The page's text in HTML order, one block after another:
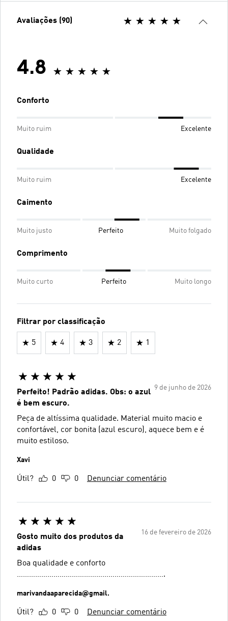
Avaliações (90)
4.8
Conforto
Muito ruim Excelente
Qualidade
Muito ruim Excelente
Caimento
Muito justo Perfeito Muito folgado
Comprimento
Muito curto Perfeito Muito longo
Filtrar por classificação
5 4 3 2 1
9 de junho de 2026
Perfeito! Padrão adidas. Obs: o azul
é bem escuro.
Peça de altíssima qualidade. Material muito macio e
confortável, cor bonita (azul escuro), aquece bem e é
muito estiloso.
Xavi
Útil? 0 0 Denunciar comentário
16 de fevereiro de 2026
Gosto muito dos produtos da
adidas
Boa qualidade e conforto
……………………………………………………………….
marivandaaparecida@gmail.
Útil? 0 0 Denunciar comentário